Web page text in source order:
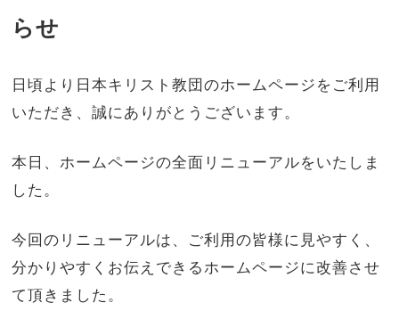
らせ
日頃より日本キリスト教団のホームページをご利用
いただき、誠にありがとうございます。
本日、ホームページの全面リニューアルをいたしま
した。
今回のリニューアルは、ご利用の皆様に見やすく、
分かりやすくお伝えできるホームページに改善させ
て頂きました。